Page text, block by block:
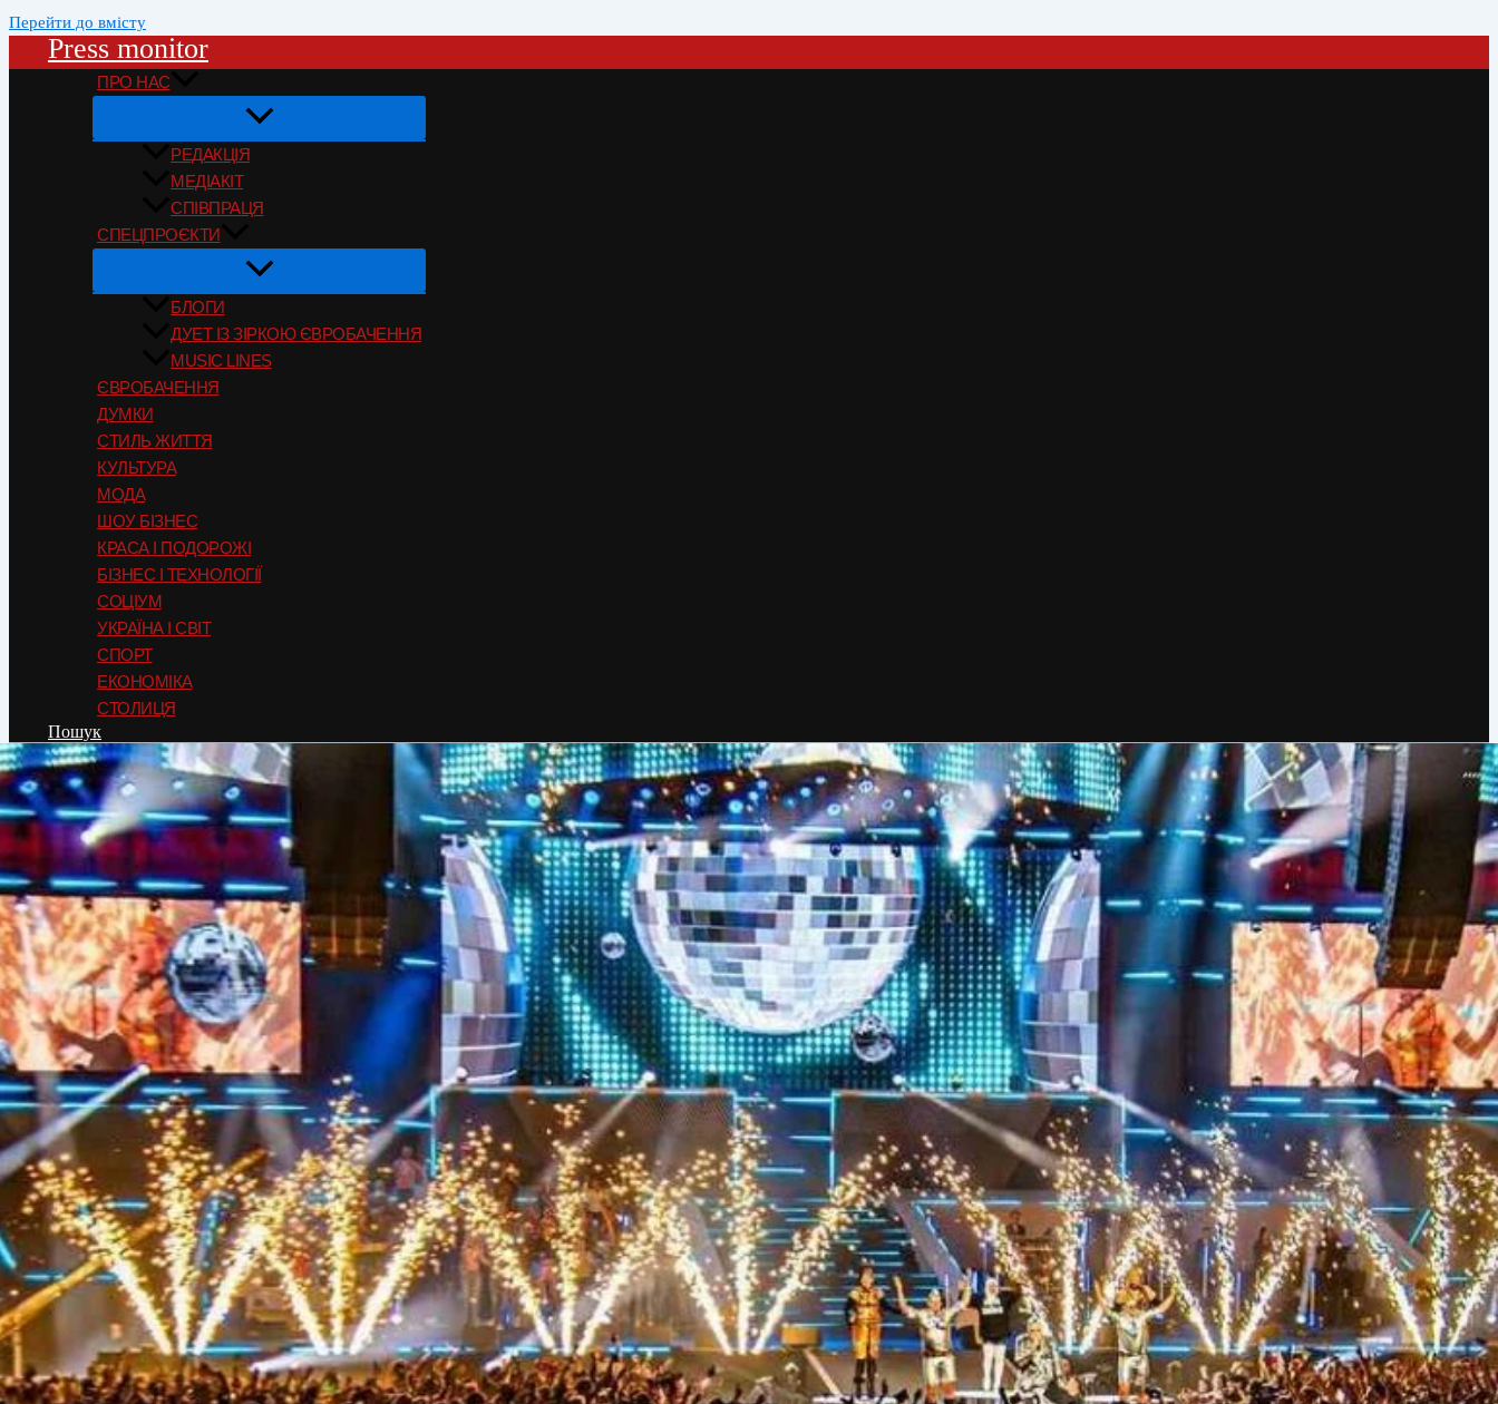
Перейти до вмісту
Press monitor
ПРО НАС
РЕДАКЦІЯ
МЕДІАКІТ
СПІВПРАЦЯ
СПЕЦПРОЄКТИ
БЛОГИ
ДУЕТ ІЗ ЗІРКОЮ ЄВРОБАЧЕННЯ
MUSIC LINES
ЄВРОБАЧЕННЯ
ДУМКИ
СТИЛЬ ЖИТТЯ
КУЛЬТУРА
МОДА
ШОУ БІЗНЕС
КРАСА І ПОДОРОЖІ
БІЗНЕС І ТЕХНОЛОГІЇ
СОЦІУМ
УКРАЇНА І СВІТ
СПОРТ
ЕКОНОМІКА
СТОЛИЦЯ
Пошук